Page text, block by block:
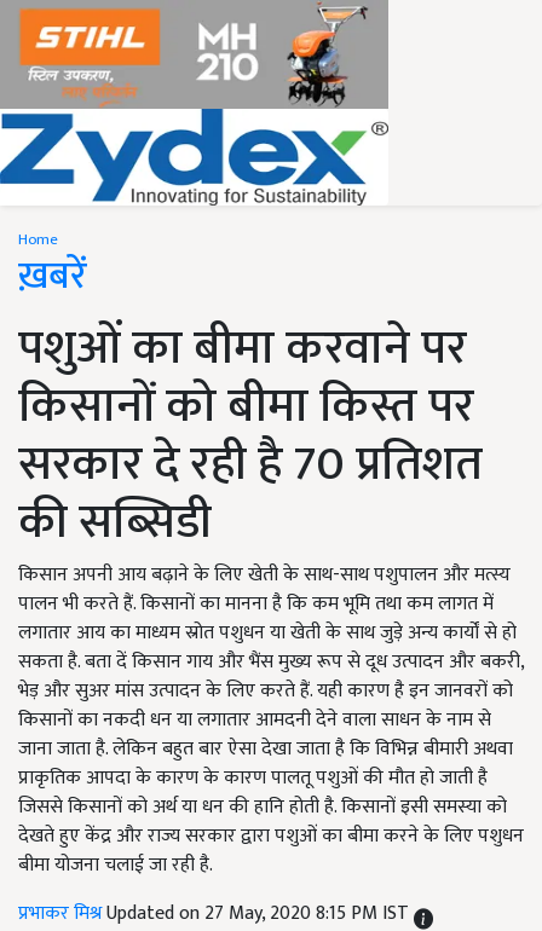
Home
ख़बरें
पशुओं का बीमा करवाने पर
किसानों को बीमा किस्त पर
सरकार दे रही है 70 प्रतिशत
की सब्सिडी
किसान अपनी आय बढ़ाने के लिए खेती के साथ-साथ पशुपालन और मत्स्य
पालन भी करते हैं. किसानों का मानना है कि कम भूमि तथा कम लागत में
लगातार आय का माध्यम स्रोत पशुधन या खेती के साथ जुड़े अन्य कार्यों से हो
सकता है. बता दें किसान गाय और भैंस मुख्य रूप से दूध उत्पादन और बकरी,
भेड़ और सुअर मांस उत्पादन के लिए करते हैं. यही कारण है इन जानवरों को
किसानों का नकदी धन या लगातार आमदनी देने वाला साधन के नाम से
जाना जाता है. लेकिन बहुत बार ऐसा देखा जाता है कि विभिन्न बीमारी अथवा
प्राकृतिक आपदा के कारण के कारण पालतू पशुओं की मौत हो जाती है
जिससे किसानों को अर्थ या धन की हानि होती है. किसानों इसी समस्या को
देखते हुए केंद्र और राज्य सरकार द्वारा पशुओं का बीमा करने के लिए पशुधन
बीमा योजना चलाई जा रही है.
प्रभाकर मिश्रUpdated on 27 May, 2020 8:15 PM IST